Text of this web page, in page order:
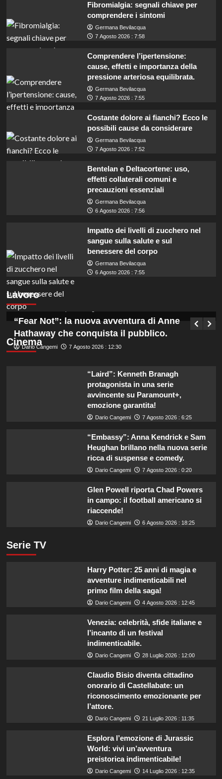
Fibromialgia: segnali chiave per
comprendere i sintomi
Germana Bevilacqua
7 Agosto 2026 : 7:58
Comprendere l’ipertensione:
cause, effetti e importanza della
pressione arteriosa equilibrata.
Germana Bevilacqua
7 Agosto 2026 : 7:55
Costante dolore ai fianchi? Ecco le
possibili cause da considerare
Germana Bevilacqua
7 Agosto 2026 : 7:52
Bentelan e Deltacortene: uso,
effetti collaterali comuni e
precauzioni essenziali
Germana Bevilacqua
6 Agosto 2026 : 7:56
Impatto dei livelli di zucchero nel
sangue sulla salute e sul
benessere del corpo
Germana Bevilacqua
6 Agosto 2026 : 7:55
Lavoro
Coadiutori amministrativi cercasi in Calabria:
assunzioni con licenza media presso ASP
Vibo Valentia.
Germana Bevilacqua
Cinema
“Fear Not”: la nuova avventura di Anne
Hathaway che conquista il pubblico.
Dario Cangemi 7 Agosto 2026 : 12:30
“Laird”: Kenneth Branagh
protagonista in una serie
avvincente su Paramount+,
emozione garantita!
Dario Cangemi 7 Agosto 2026 : 6:25
“Embassy”: Anna Kendrick e Sam
Heughan brillano nella nuova serie
ricca di suspense e comedy.
Dario Cangemi 7 Agosto 2026 : 0:20
Glen Powell riporta Chad Powers
in campo: il football americano si
riaccende!
Dario Cangemi 6 Agosto 2026 : 18:25
Serie TV
Harry Potter: 25 anni di magia e
avventure indimenticabili nel
primo film della saga!
Dario Cangemi 4 Agosto 2026 : 12:45
Venezia: celebrità, sfide italiane e
l’incanto di un festival
indimenticabile.
Dario Cangemi 28 Luglio 2026 : 12:00
Claudio Bisio diventa cittadino
onorario di Castellabate: un
riconoscimento emozionante per
l’attore.
Dario Cangemi 21 Luglio 2026 : 11:35
Esplora l’emozione di Jurassic
World: vivi un’avventura
preistorica indimenticabile!
Dario Cangemi 14 Luglio 2026 : 12:35